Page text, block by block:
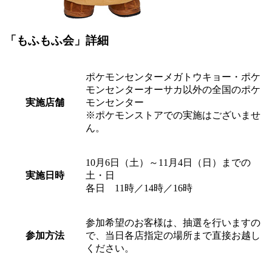
「もふもふ会」詳細
実施店舗
ポケモンセンターメガトウキョー・ポケ
モンセンターオーサカ以外の全国のポケ
モンセンター
※ポケモンストアでの実施はございませ
ん。
実施日時
10月6日（土）～11月4日（日）までの
土・日
各日 11時／14時／16時
参加方法
参加希望のお客様は、抽選を行いますの
で、当日各店指定の場所まで直接お越し
ください。